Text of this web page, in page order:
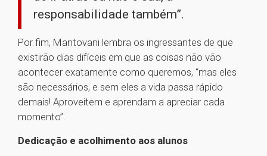
responsabilidade também”.
Por fim, Mantovani lembra os ingressantes de que
existirão dias difíceis em que as coisas não vão
acontecer exatamente como queremos, “mas eles
são necessários, e sem eles a vida passa rápido
demais! Aproveitem e aprendam a apreciar cada
momento”.
Dedicação e acolhimento aos alunos